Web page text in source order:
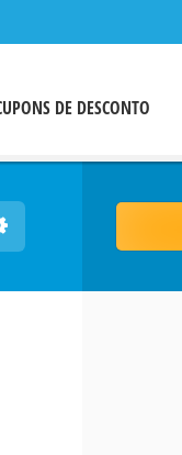
DE DESCONTO